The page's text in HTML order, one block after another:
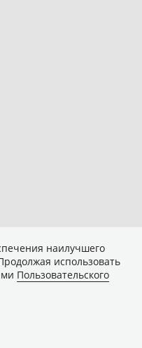
наилучшего
использовать
Пользовательского